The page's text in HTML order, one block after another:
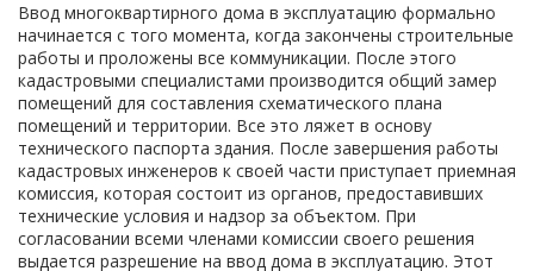
Ввод многоквартирного дома в эксплуатацию формально
начинается с того момента, когда закончены строительные
работы и проложены все коммуникации. После этого
кадастровыми специалистами производится общий замер
помещений для составления схематического плана
помещений и территории. Все это ляжет в основу
технического паспорта здания. После завершения работы
кадастровых инженеров к своей части приступает приемная
комиссия, которая состоит из органов, предоставивших
технические условия и надзор за объектом. При
согласовании всеми членами комиссии своего решения
выдается разрешение на ввод дома в эксплуатацию. Этот